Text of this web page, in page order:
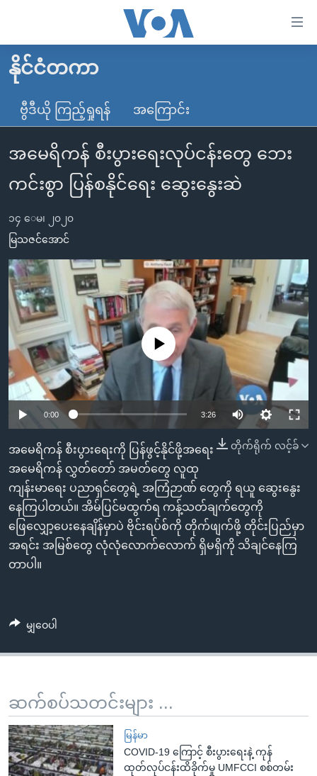
လွယ်ကူ
စေ
သည့်
များ
ပင်မ
သို့
ကျော်
ကြည့်
ရန်
ပင်မ
ညွန်း
စာမျက်နှာ
သို့
ကျော်
ကြည့်
ရှာဖွေ
ရန်
နေရာ
သို့
ကျော်
ရန်
မူလစာမျက်နှာ
မြန်မာ
ကမ္ဘာ့သတင်းများ
နိုင်ငံတကာ
အမေရိကန်
အစ္စရေး-ပါလက်စတိုင်း
ဗွီဒီယို
သတင်းလွတ်လပ်ခွင့်
ရပ်ဝန်းတခု လမ်းတခု အလွန်
အင်္ဂလိပ်စာလေ့လာမယ်
မကြေးမုံရဲ့ အင်္ဂလိပ်စာ
ရုပ်ရှင်ထဲက အင်္ဂလိပ်စာ
သုတပဒေသာ အင်္ဂလိပ်စာ
ရေဒီယို
တီဗွီ
ရေဒီယိုနှင့်ရုပ်သံ အချက်အလက်များ
ရေဒီယို/တီဗွီအစီအစဉ်
Learning English
ဗွီအိုအေ လူမှုကွန်ယက်များ
ဘာသာစကားများ
နိုင်ငံတကာ
ဗွီဒီယို ကြည့်ရှုရန် အကြောင်း
အမေရိကန် စီးပွားရေးလုပ်ငန်းတွေ ဘေး
ကင်းစွာ ပြန်စနိုင်ရေး ဆွေးနွေးဆဲ
၁၄ ေမ၊ ၂၀၂၀
မြသဇင်အောင်
No media source currently available
0:00 3:26
တိုက်ရိုက် လင့်ခ်
အမေရိကန် စီးပွားရေးကို ပြန်ဖွင့်နိုင်ဖို့အရေး
အမေရိကန် လွှတ်တော် အမတ်တွေ လူထု
ကျန်းမာရေး ပညာရှင်တွေရဲ့ အကြံဉာဏ် တွေကို ရယူ ဆွေးနွေး
နေကြပါတယ်။ အိမ်ပြင်မထွက်ရ ကန့်သတ်ချက်တွေကို
ဖြေလျှော့ပေးနေချိန်မှာပဲ ဗိုင်းရပ်စ်ကို တိုက်ဖျက်ဖို့ တိုင်းပြည်မှာ
အရင်း အမြစ်တွေ လုံလုံလောက်လောက် ရှိမရှိကို သိချင်နေကြ
တာပါ။
မျှဝေပါ
ဆက်စပ်သတင်းများ ...
မြန်မာ
COVID-19 ကြောင့် စီးပွားရေးနဲ့ ကုန်
ထုတ်လုပ်ငန်းထိခိုက်မှု UMFCCI စစ်တမ်း